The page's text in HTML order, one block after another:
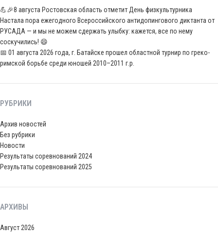
💪🎉8 августа Ростовская область отметит День физкультурника
Настала пора ежегодного Всероссийского антидопингового диктанта от
РУСАДА — и мы не можем сдержать улыбку: кажется, все по нему
соскучились! 😄
📅 01 августа 2026 года, г. Батайске прошел областной турнир по греко-
римской борьбе среди юношей 2010–2011 г.р.
РУБРИКИ
Архив новостей
Без рубрики
Новости
Результаты соревнований 2024
Результаты соревнований 2025
АРХИВЫ
Август 2026